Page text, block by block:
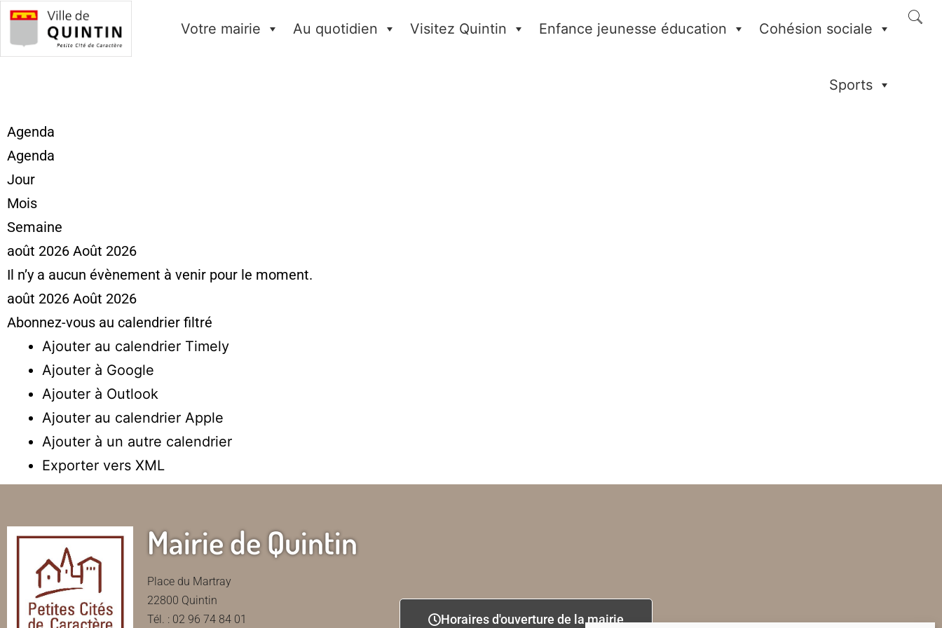
Votre mairie Au quotidien Visitez Quintin Enfance jeunesse éducation Cohésion sociale
Sports
Agenda
Agenda
Jour
Mois
Semaine
août 2026 Août 2026
Il n’y a aucun évènement à venir pour le moment.
août 2026 Août 2026
Abonnez-vous au calendrier filtré
Ajouter au calendrier Timely
Ajouter à Google
Ajouter à Outlook
Ajouter au calendrier Apple
Ajouter à un autre calendrier
Exporter vers XML
Mairie de Quintin
Place du Martray
22800 Quintin
Tél. : 02 96 74 84 01
Horaires d'ouverture de la mairie